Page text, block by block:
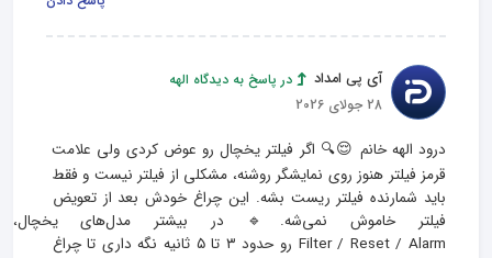
آی پی امداد
در پاسخ به دیدگاه الهه
28 جولای 2026
درود الهه خانم 😌🔍 اگر فیلتر یخچال رو عوض کردی ولی علامت
قرمز فیلتر هنوز روی نمایشگر روشنه، مشکلی از فیلتر نیست و فقط
باید شمارنده فیلتر ریست بشه. این چراغ خودش بعد از تعویض
فیلتر خاموش نمی‌شه.🔹 در
Filter / Reset / Alarm رو حدود ۳ تا ۵ ثانیه نگه داری تا چراغ